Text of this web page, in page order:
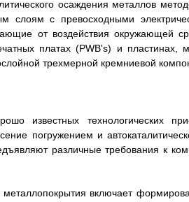
осаждения металлов
слоям с превосходными
от воздействия окружающей
платах (PWB's) и пластинах,
трехмерной кремниевой
известных технологических
погружением и
различные требования к
металлопокрытия включает